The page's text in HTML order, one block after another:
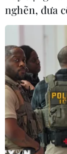
CƠ QUAN CHỦ
Tổng Biên tập:
Phó Tổng Biên
THỦY
Sở hữu trí tuệ
nghẽn, đưa